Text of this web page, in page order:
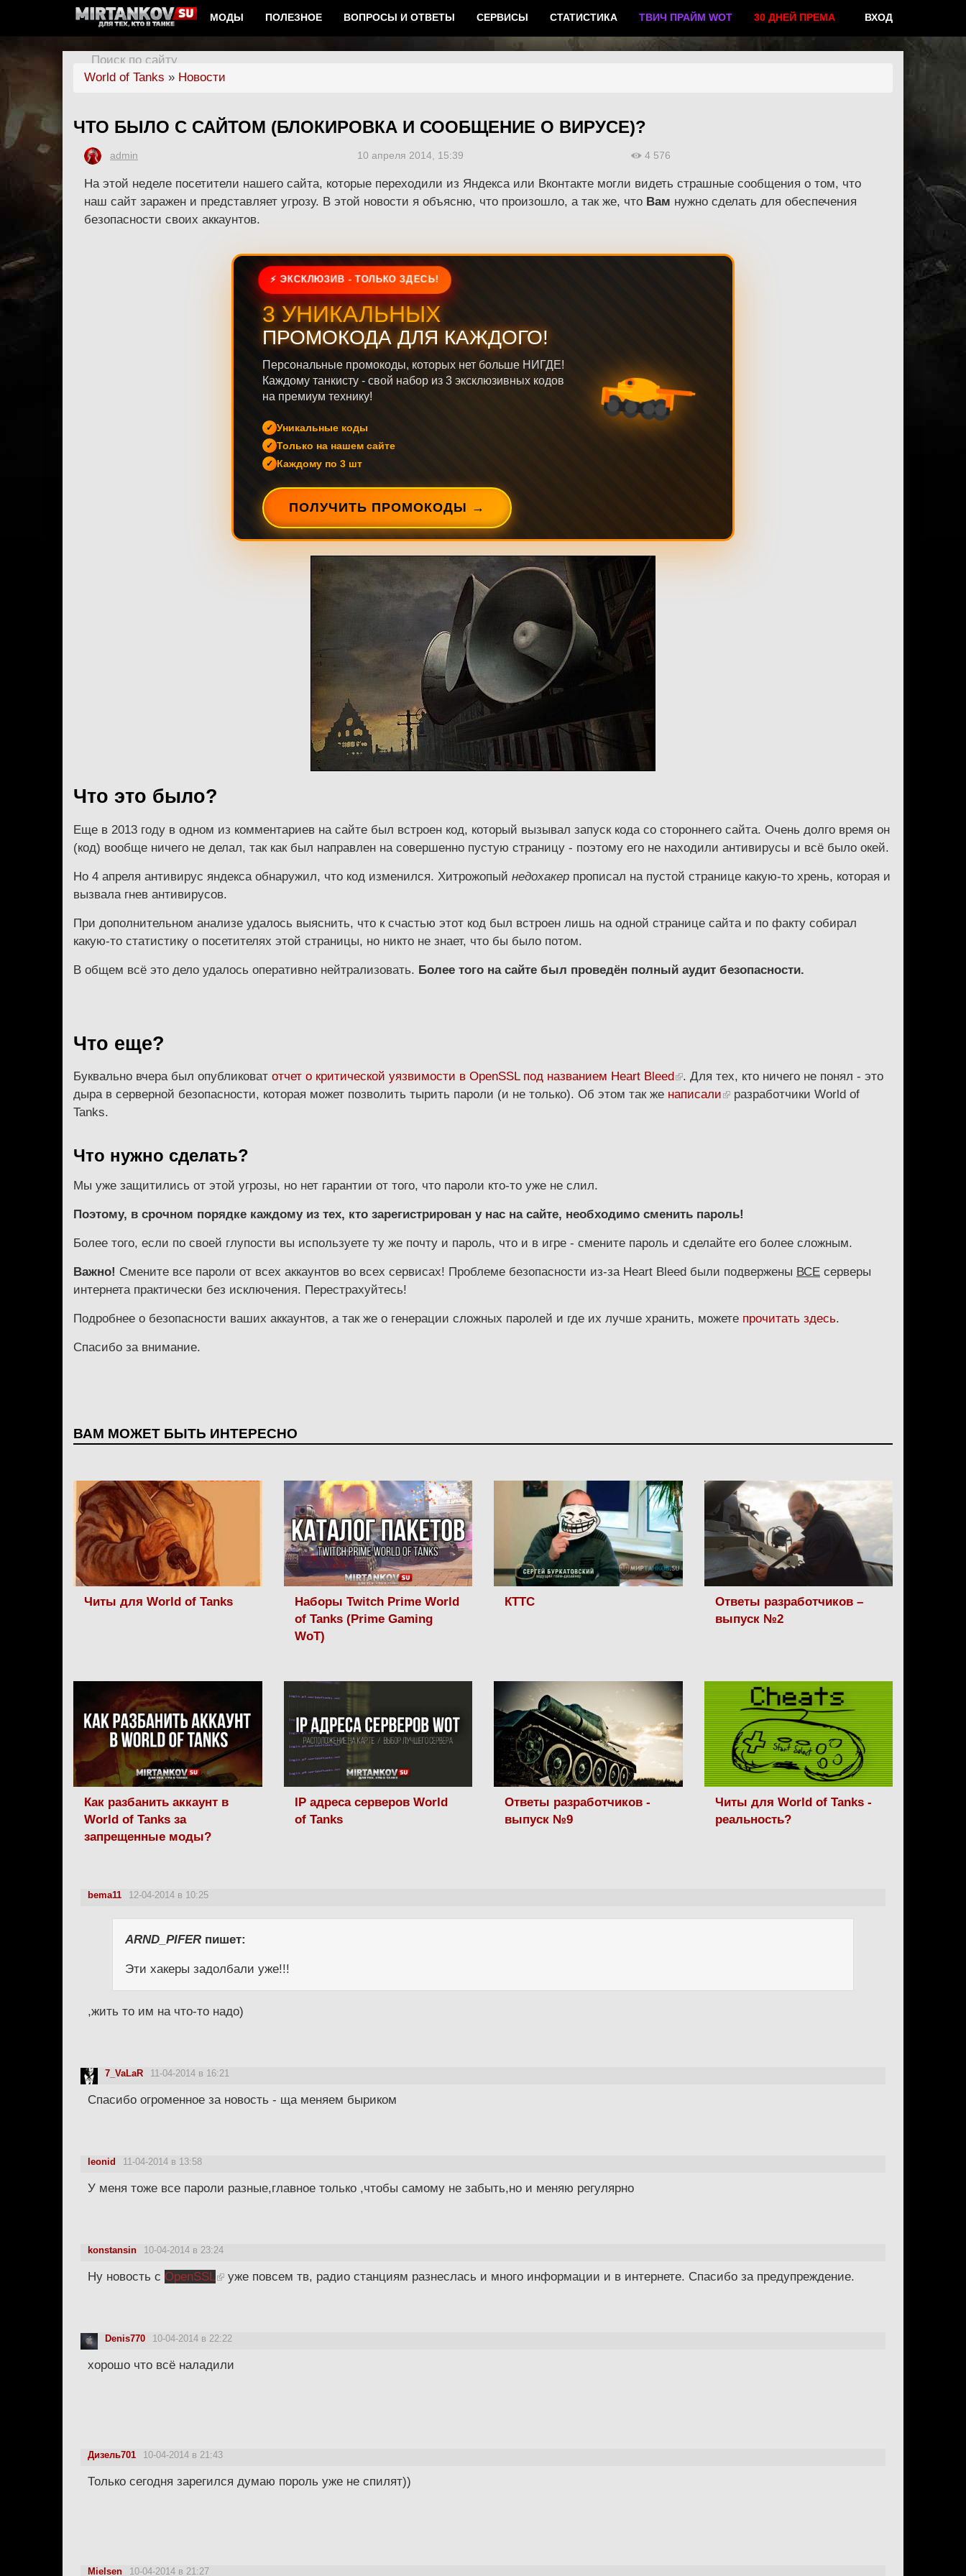
МОДЫ ПОЛЕЗНОЕ ВОПРОСЫ И ОТВЕТЫ СЕРВИСЫ СТАТИСТИКА ТВИЧ ПРАЙМ WOT 30 ДНЕЙ ПРЕМА ВХОД
Поиск по сайту
World of Tanks » Новости
ЧТО БЫЛО С САЙТОМ (БЛОКИРОВКА И СООБЩЕНИЕ О ВИРУСЕ)?
admin 10 апреля 2014, 15:39 4 576
На этой неделе посетители нашего сайта, которые переходили из Яндекса или Вконтакте могли видеть страшные сообщения о том, что
наш сайт заражен и представляет угрозу. В этой новости я объясню, что произошло, а так же, что Вам нужно сделать для обеспечения
безопасности своих аккаунтов.
⚡ ЭКСКЛЮЗИВ - ТОЛЬКО ЗДЕСЬ!
3 УНИКАЛЬНЫХ
ПРОМОКОДА ДЛЯ КАЖДОГО!
Персональные промокоды, которых нет больше НИГДЕ!
Каждому танкисту - свой набор из 3 эксклюзивных кодов
на премиум технику!
Уникальные коды
Только на нашем сайте
Каждому по 3 шт
ПОЛУЧИТЬ ПРОМОКОДЫ →
Что это было?
Еще в 2013 году в одном из комментариев на сайте был встроен код, который вызывал запуск кода со стороннего сайта. Очень долго время он
(код) вообще ничего не делал, так как был направлен на совершенно пустую страницу - поэтому его не находили антивирусы и всё было окей.
Но 4 апреля антивирус яндекса обнаружил, что код изменился. Хитрожопый недохакер прописал на пустой странице какую-то хрень, которая и
вызвала гнев антивирусов.
При дополнительном анализе удалось выяснить, что к счастью этот код был встроен лишь на одной странице сайта и по факту собирал
какую-то статистику о посетителях этой страницы, но никто не знает, что бы было потом.
В общем всё это дело удалось оперативно нейтрализовать. Более того на сайте был проведён полный аудит безопасности.
Что еще?
Буквально вчера был опубликоват отчет о критической уязвимости в OpenSSL под названием Heart Bleed
. Для тех, кто ничего не понял - это
дыра в серверной безопасности, которая может позволить тырить пароли (и не только). Об этом так же написали
разработчики World of
Tanks.
Что нужно сделать?
Мы уже защитились от этой угрозы, но нет гарантии от того, что пароли кто-то уже не слил.
Поэтому, в срочном порядке каждому из тех, кто зарегистрирован у нас на сайте, необходимо сменить пароль!
Более того, если по своей глупости вы используете ту же почту и пароль, что и в игре - смените пароль и сделайте его более сложным.
Важно! Смените все пароли от всех аккаунтов во всех сервисах! Проблеме безопасности из-за Heart Bleed были подвержены ВСЕ серверы
интернета практически без исключения. Перестрахуйтесь!
Подробнее о безопасности ваших аккаунтов, а так же о генерации сложных паролей и где их лучше хранить, можете прочитать здесь.
Спасибо за внимание.
ВАМ МОЖЕТ БЫТЬ ИНТЕРЕСНО
Читы для World of Tanks
Наборы Twitch Prime World
of Tanks (Prime Gaming
WoT)
КТТС
Ответы разработчиков –
выпуск №2
Как разбанить аккаунт в
World of Tanks за
запрещенные моды?
IP адреса серверов World
of Tanks
Ответы разработчиков -
выпуск №9
Читы для World of Tanks -
реальность?
bema11 12-04-2014 в 10:25
ARND_PIFER пишет:
Эти хакеры задолбали уже!!!
,жить то им на что-то надо)
7_VaLaR 11-04-2014 в 16:21
Спасибо огроменное за новость - ща меняем быриком
leonid 11-04-2014 в 13:58
У меня тоже все пароли разные,главное только ,чтобы самому не забыть,но и меняю регулярно
konstansin 10-04-2014 в 23:24
Ну новость с OpenSSL уже повсем тв, радио станциям разнеслась и много информации и в интернете. Спасибо за предупреждение.
Denis770 10-04-2014 в 22:22
хорошо что всё наладили
Дизель701 10-04-2014 в 21:43
Только сегодня зарегился думаю пороль уже не спилят))
Mielsen 10-04-2014 в 21:27